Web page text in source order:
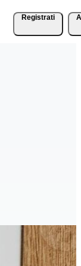
Registrati